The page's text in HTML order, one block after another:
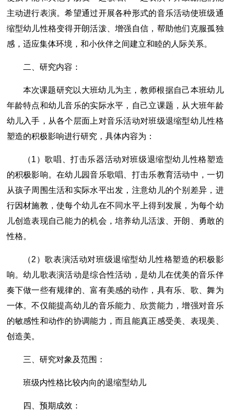
主动进行表演。希望通过开展各种形式的音乐活动使班级通
缩型幼儿性格变得开朗活泼、增强自信，帮助他们克服孤独
感，适应集体环境，和小伙伴之间建立和睦的人际关系。
二、研究内容：
本次课题研究以大班幼儿为主，教师根据自己本班幼儿
年龄特点和幼儿音乐的实际水平，自己立课题，从大班年龄
幼儿入手，从各个层面上对音乐活动对班级退缩型幼儿性格
塑造的积极影响进行研究，具体内容为：
（1）歌唱、打击乐器活动对班级退缩型幼儿性格塑造
的积极影响。在幼儿园音乐歌唱、打击乐教育活动中，一切
从孩子周围生活和实际水平出发，注意幼儿的个别差异，进
行因材施教，使每个幼儿在不同水平上得到发展，为每个幼
儿创造表现自己能力的机会，培养幼儿活泼、开朗、勇敢的
性格。
（2）歌表演活动对班级退缩型幼儿性格塑造的积极影
响。幼儿歌表演活动是综合性活动，是幼儿在优美的音乐伴
奏下做一些有规律的、富有美感的动作，具有乐、歌、舞为
一体。不仅能提高幼儿的音乐能力、欣赏能力，增强对音乐
的敏感性和动作的协调能力，而且能真正感受美、表现美、
创造美。
三、研究对象及范围：
班级内性格比较内向的退缩型幼儿
四、预期成效：